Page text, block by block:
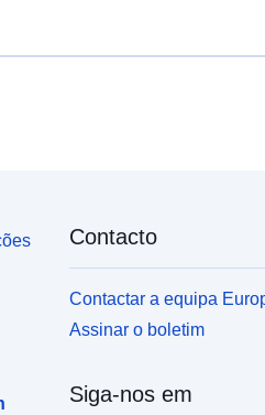
Contacto
Contactar a equipa
Assinar o boletim
Siga-nos em